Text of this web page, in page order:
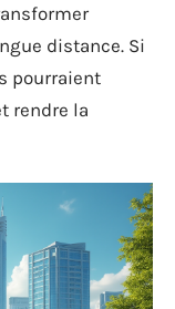
distance. Si
pourraient
rendre la